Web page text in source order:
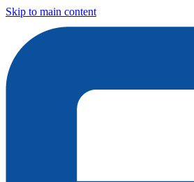
Skip to main content